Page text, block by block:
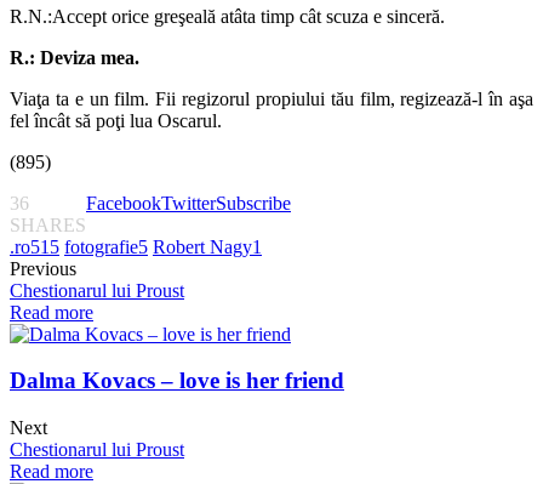
R.N.:Accept orice greşeală atâta timp cât scuza e sinceră.
R.: Deviza mea.
Viaţa ta e un film. Fii regizorul propiului tău film, regizează-l în aşa
fel încât să poţi lua Oscarul.
(895)
36
SHARES
FacebookTwitterSubscribe
.ro515 fotografie5 Robert Nagy1
Previous
Chestionarul lui Proust
Read more
Dalma Kovacs – love is her friend
Next
Chestionarul lui Proust
Read more